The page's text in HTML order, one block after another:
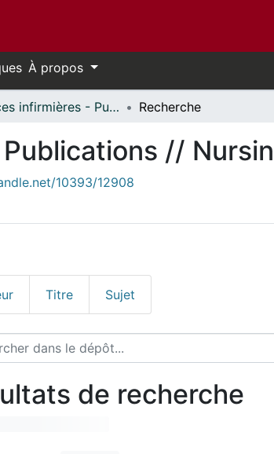
À propos
Sciences infirmières - Publications // Nursing - Publications Recherche
//
10393/12908
Titre Sujet
de recherche